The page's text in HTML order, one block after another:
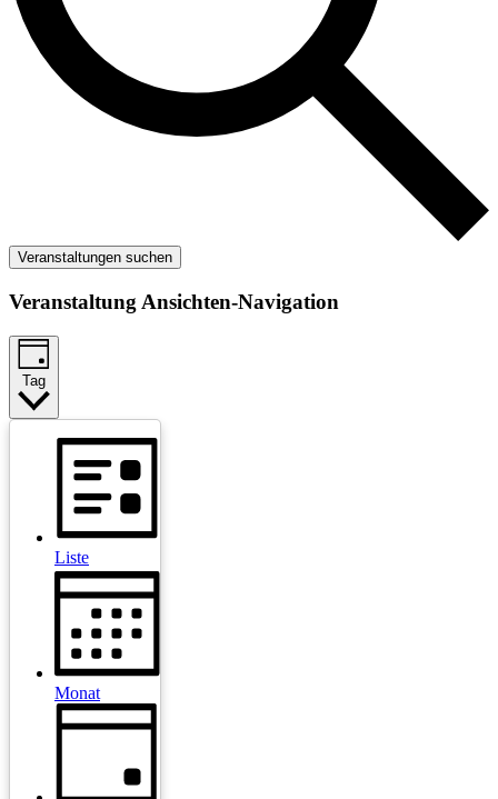
Veranstaltungen suchen
Veranstaltung Ansichten-Navigation
Tag
Liste
Monat